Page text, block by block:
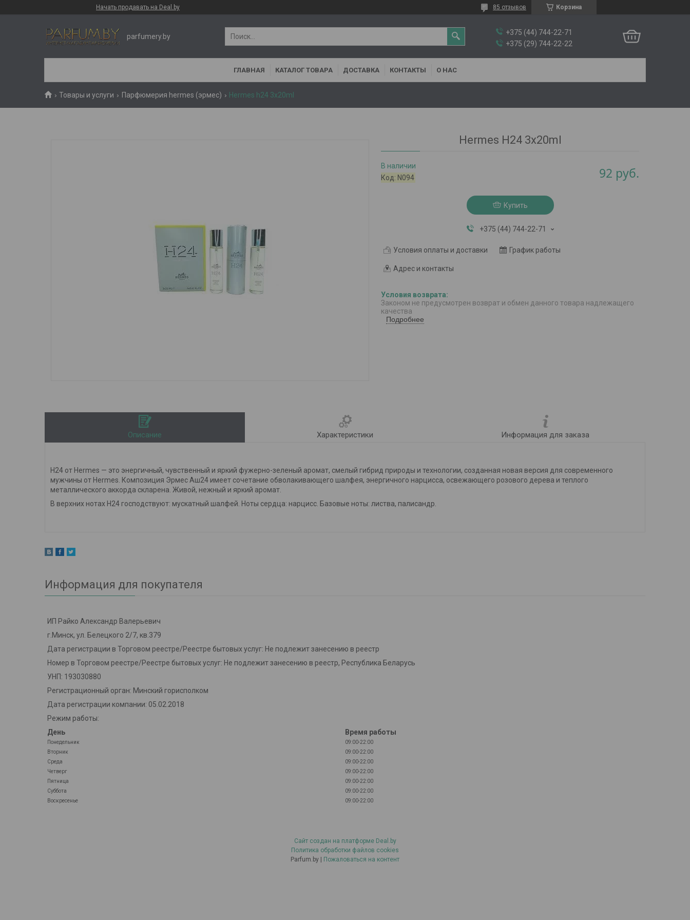
Начать продавать на Deal.by Корзина
85 отзывов
parfumery.by
+375 (44) 744-22-71
+375 (29) 744-22-22
ГЛАВНАЯ КАТАЛОГ ТОВАРА ДОСТАВКА КОНТАКТЫ О НАС
Товары и услуги Парфюмерия hermes (эрмес) Hermes h24 3x20ml
Hermes H24 3x20ml
В наличии
Код: N094 92 руб.
Купить
+375 (44) 744-22-71
Условия оплаты и доставки График работы
Адрес и контакты
Законом не предусмотрен возврат и обмен данного товара надлежащего
качества
Подробнее
Описание Характеристики Информация для заказа
H24 от Hermes — это энергичный, чувственный и яркий фужерно-зеленый аромат, смелый гибрид природы и технологии, созданная новая версия для современного
мужчины от Hermes. Композиция Эрмес Аш24 имеет сочетание обволакивающего шалфея, энергичного нарцисса, освежающего розового дерева и теплого
металлического аккорда скларена. Живой, нежный и яркий аромат.
В верхних нотах H24 господствуют: мускатный шалфей. Ноты сердца: нарцисс. Базовые ноты: листва, палисандр.
Информация для покупателя
ИП Райко Александр Валерьевич
г.Минск, ул. Белецкого 2/7, кв.379
Дата регистрации в Торговом реестре/Реестре бытовых услуг: Не подлежит занесению в реестр
Номер в Торговом реестре/Реестре бытовых услуг: Не подлежит занесению в реестр, Республика Беларусь
УНП: 193030880
Регистрационный орган: Минский горисполком
Дата регистрации компании: 05.02.2018
Режим работы:
День
Время работы
Понедельник
09:00-22:00
Вторник
09:00-22:00
Среда
09:00-22:00
Четверг
09:00-22:00
Пятница
09:00-22:00
Суббота
09:00-22:00
Воскресенье
09:00-22:00
Сайт создан на платформе Deal.by
Политика обработки файлов cookies
Parfum.by |
Пожаловаться на контент